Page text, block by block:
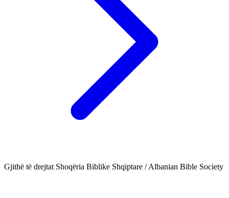
Gjithë të drejtat Shoqëria Biblike Shqiptare / Albanian Bible Society